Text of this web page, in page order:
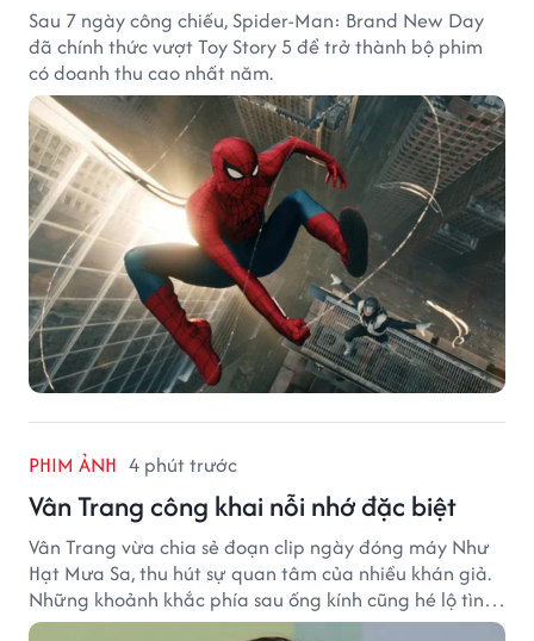
Sau 7 ngày công chiếu, Spider-Man: Brand New Day
đã chính thức vượt Toy Story 5 để trở thành bộ phim
có doanh thu cao nhất năm.
PHIM ẢNH 4 phút trước
Vân Trang công khai nỗi nhớ đặc biệt
Vân Trang vừa chia sẻ đoạn clip ngày đóng máy Như
Hạt Mưa Sa, thu hút sự quan tâm của nhiều khán giả.
Những khoảnh khắc phía sau ống kính cũng hé lộ tình
cảm đặc biệt mà nữ diễn viên dành cho ê-kíp bộ phim.